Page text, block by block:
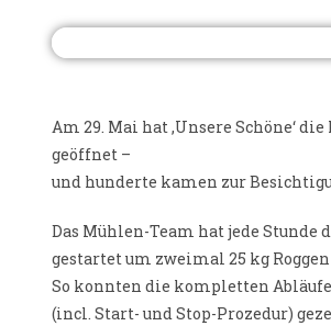
Am 29. Mai hat ‚Unsere Schöne‘
geöffnet –
und hunderte kamen zur
Das Mühlen-Team hat jede Stunde
gestartet um zweimal 25 kg
So konnten die kompletten
(incl. Start- und Stop-Prozedur)